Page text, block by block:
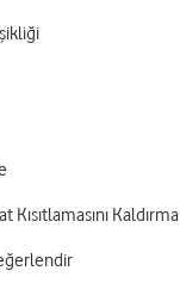
Kısıtlamasını Kaldırma